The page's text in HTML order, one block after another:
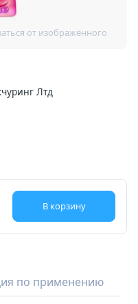
Лтд
В корзину
по применению